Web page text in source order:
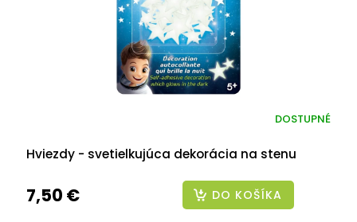
Hviezdy - svetielkujúca dekorácia na stenu
DOSTUPNÉ
7,50 € DO KOŠÍKA